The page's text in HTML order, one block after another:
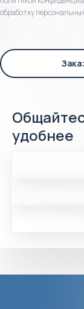
обработку
удобнее